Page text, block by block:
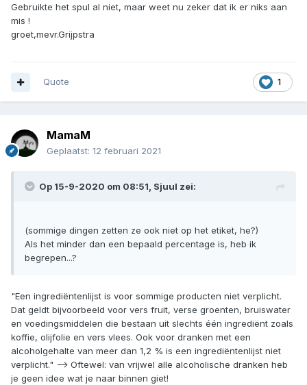
Gebruikte het spul al niet, maar weet nu zeker dat ik er niks aan
mis !
groet,mevr.Grijpstra
1
Quote
MamaM
Geplaatst: 12 februari 2021
Op 15-9-2020 om 08:51, Sjuul zei:
(sommige dingen zetten ze ook niet op het etiket, he?)
Als het minder dan een bepaald percentage is, heb ik
begrepen...?
"Een ingrediëntenlijst is voor sommige producten niet verplicht.
Dat geldt bijvoorbeeld voor vers fruit, verse groenten, bruiswater
en voedingsmiddelen die bestaan uit slechts één ingrediënt zoals
koffie, olijfolie en vers vlees. Ook voor dranken met een
alcoholgehalte van meer dan 1,2 % is een ingrediëntenlijst niet
verplicht." --> Oftewel: van vrijwel alle alcoholische dranken heb
je geen idee wat je naar binnen giet!